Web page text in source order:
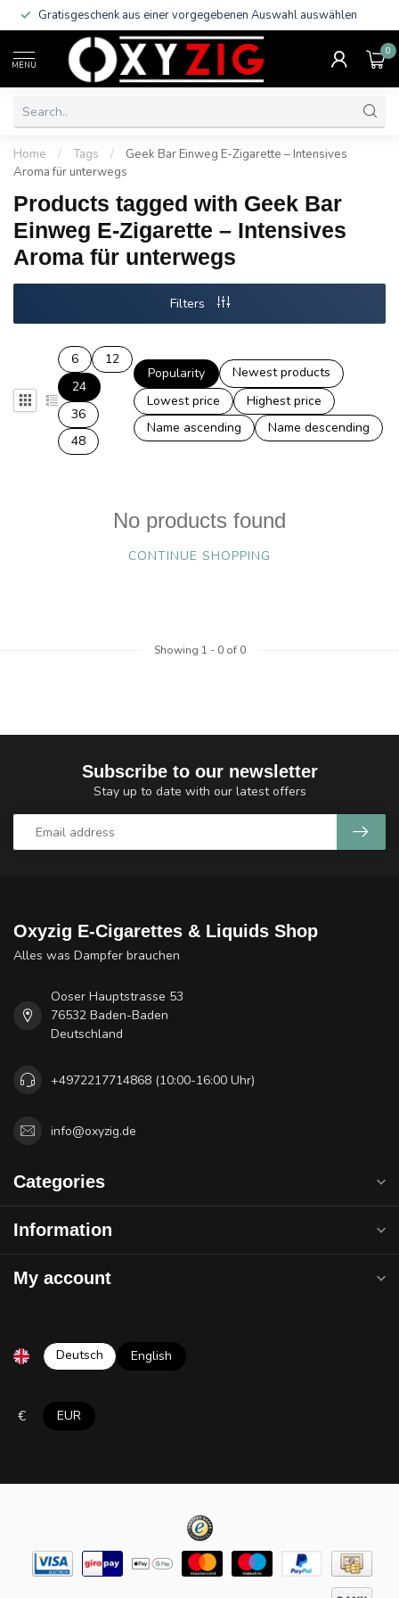
Gratisgeschenk aus einer vorgegebenen Auswahl auswählen
MENU
0
Home / Tags /
Geek Bar Einweg E-Zigarette – Intensives
Aroma für unterwegs
Products tagged with Geek Bar
Einweg E-Zigarette – Intensives
Aroma für unterwegs
Filters
6
12
24
36
48
Popularity
Newest products
Lowest price
Highest price
Name ascending
Name descending
No products found
CONTINUE SHOPPING
Showing 1 - 0of 0
Subscribe to our newsletter
Stay up to date with our latest offers
Oxyzig E-Cigarettes & Liquids Shop
Alles was Dampfer brauchen
Ooser Hauptstrasse 53
76532 Baden-Baden
Deutschland
+4972217714868 (10:00-16:00 Uhr)
info@oxyzig.de
Categories
Information
My account
Deutsch English
€ EUR